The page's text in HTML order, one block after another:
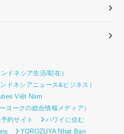
ドネシア生活/駐在）
ドネシアニュース&ビジネス）
Việt Nam
ヨークの総合情報メディア）
約サイト
ハワイに住む
YOROZUYA Nhat Ban